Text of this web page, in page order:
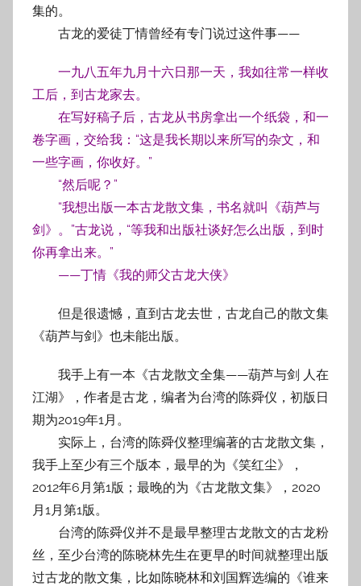
集的。
古龙的爱徒丁情曾经有专门说过这件事——
一九八五年九月十六日那一天，我如往常一样收
工后，到古龙家去。
在写好稿子后，古龙从书房拿出一个纸袋，和一
卷字画，交给我：“这是我长期以来所写的杂文，和
一些字画，你收好。”
“然后呢？”
“我想出版一本古龙散文集，书名就叫《葫芦与
剑》。”古龙说，“等我和出版社谈好怎么出版，到时
你再拿出来。”
——丁情《我的师父古龙大侠》
但是很遗憾，直到古龙去世，古龙自己的散文集
《葫芦与剑》也未能出版。
我手上有一本《古龙散文全集——葫芦与剑 人在
江湖》，作者是古龙，编者为台湾的陈舜仪，初版日
期为2019年1月。
实际上，台湾的陈舜仪整理编著的古龙散文集，
我手上至少有三个版本，最早的为《笑红尘》，
2012年6月第1版；最晚的为《古龙散文集》，2020
月1月第1版。
台湾的陈舜仪并不是最早整理古龙散文的古龙粉
丝，至少台湾的陈晓林先生在更早的时间就整理出版
过古龙的散文集，比如陈晓林和刘国辉选编的《谁来